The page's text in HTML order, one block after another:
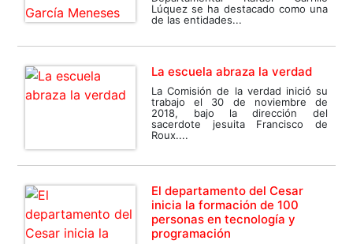
Lúquez se ha destacado como una
de las entidades...
La escuela abraza la verdad
La Comisión de la verdad inició su
trabajo el 30 de noviembre de
2018, bajo la dirección del
sacerdote jesuita Francisco de
Roux....
El departamento del Cesar
inicia la formación de 100
personas en tecnología y
programación